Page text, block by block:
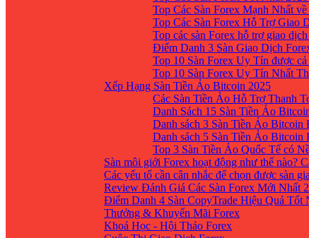
Top Các Sàn Forex Mạnh Nhất
Top Các Sàn Forex Hỗ Trợ Giao
Top các sàn Forex hỗ trợ giao
Điểm Danh 3 Sàn Giao Dịch
Top 10 Sàn Forex Uy Tín được
Top 10 Sàn Forex Uy Tín Nhất
Xếp Hạng Sàn Tiền Ảo Bitcoin 2025
Các Sàn Tiền Ảo Hỗ Trợ Thanh
Danh Sách 15 Sàn Tiền Ảo
Danh sách 3 Sàn Tiền Ảo
Danh sách 5 Sàn Tiền Ảo
Top 3 Sàn Tiền Ảo Quốc Tế có
Sàn môi giới Forex hoạt động như thế nào?
Các yếu tố cần cân nhắc để chọn được sàn
Review Đánh Giá Các Sàn Forex Mới Nhất
Điểm Danh 4 Sàn CopyTrade Hiệu Quả Tốt
Thưởng & Khuyến Mãi Forex
Khoá Học - Hội Thảo Forex